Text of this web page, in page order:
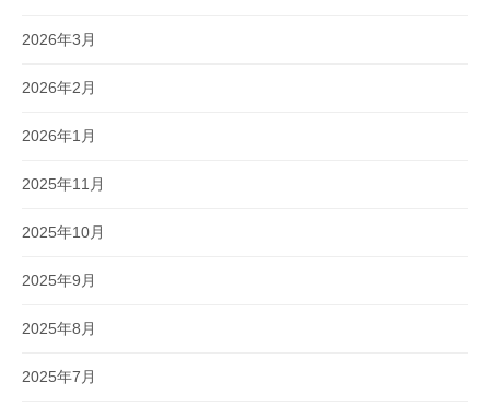
2026年3月
2026年2月
2026年1月
2025年11月
2025年10月
2025年9月
2025年8月
2025年7月